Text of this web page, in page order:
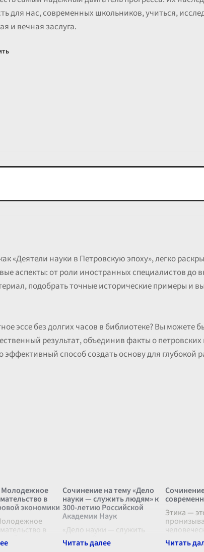
для нас, современных школьников, учиться,
и вечная заслуга.
«Деятели науки в Петровскую эпоху», легко
аспекты: от роли иностранных специалистов до
подобрать точные исторические примеры и
эссе без долгих часов в библиотеке? Вы можете
результат, объединив факты о
эффективный способ создать основу для глубокой
Молодежное
в
экономики
в
экономики
собой одно из
Сочинение на тему «Дело
науки — служить людям» к
300-летию Российской
Академии Наук
«Дело науки — служить
людям» С момента своего
основания три века назад,
Этика —
и наука,